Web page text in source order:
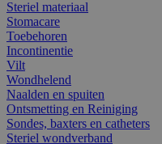
Steriel materiaal
Stomacare
Toebehoren
Incontinentie
Vilt
Wondhelend
Naalden en spuiten
Ontsmetting en Reiniging
Sondes, baxters en catheters
Steriel wondverband